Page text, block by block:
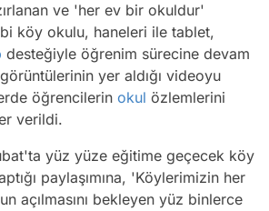
ve 'her ev bir okuldur'
köy okulu, haneleri ile tablet,
desteğiyle öğrenim sürecine devam
yer aldığı videoyu
öğrencilerin okul özlemlerini
verildi.
yüz yüze eğitime geçecek köy
paylaşımına, 'Köylerimizin her
açılmasını bekleyen yüz binlerce